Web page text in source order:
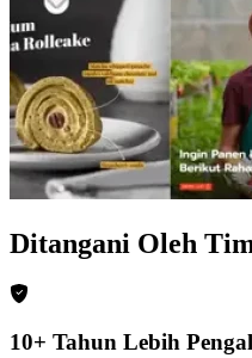
Ditangani Oleh
10+ Tahun Lebih